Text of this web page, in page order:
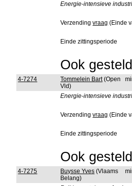
Energie-intensieve
Verzendingvraag (Einde
Einde zittingsperiode
Ook
4-7274 Tommelein Bart(Open
Vld)
Energie-intensieve
Verzendingvraag (Einde
Einde zittingsperiode
Ook
4-7275 Buysse Yves (Vlaams
Belang)